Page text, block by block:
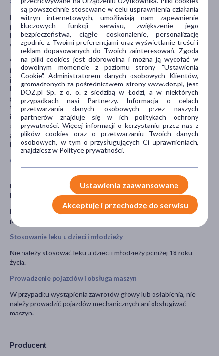
Producent
Należy powiedzieć lekarzowi lub farmaceucie o wszystkich lekach
przyjmowanych przez pacjenta obecnie lub ostatnio, a także o
lekach, które pacjent planuje stosować, również tych, które
wydawane są bez recepty.
Szczególnie ważna jest informacja, jeśli pacjent stosuje leki zwane
inhibitorami PDE-5 (stosowane w leczeniu zaburzeń erekcji), takie
jak syldenafil, tadalafil, wardenafil; leki zmniejszające ciśnienie
krwi; leki stosowane w leczeniu zakażeń bakteryjnych lub
grzybiczych, np. klarytromycyna, itrakonazol, ketokonazol,
telitromycyna, worykonazol; leki stosowane w leczeniu HIV, np.
indynawir, nelfinawir, rytonawir, sakwinawir; nefazodon (lek
stosowany w leczeniu depresji); leki rozszerzające naczynia lub
azotany (stosowane w chorobach serca); NLPZ (niesteroidowe
leki przeciwzapalne); estrogeny oraz sympatykomimetyki.
Ciąża i karmienie piersią
Jeśli pacjentka jest w ciąży lub karmi piersią, przypuszcza, że może
być w ciąży lub gdy planuje mieć dziecko powinna poradzić się
lekarza lub farmaceuty przed zastosowaniem tego leku.
Decyzję o stosowaniu leku u kobiet w ciąży i karmiących piersią
podejmuje lekarz.
Stosowanie leku u dzieci i młodzieży
Nie należy stosować leku u dzieci i młodzieży poniżej 18 roku
życia.
Prowadzenie pojazdów i obsługa maszyn
W przypadku wystąpienia zawrotów głowy lub osłabienia, nie
należy prowadzić pojazdów mechanicznych ani obsługiwać
maszyn.
są powszechnie stosowane w celu usprawnienia działania
witryn internetowych, umożliwiają nam zapewnienie
kluczowych funkcji serwisu, zwiększenie jego
bezpieczeństwa, ciągłe doskonalenie, personalizację
zgodnie z Twoimi preferencjami oraz wyświetlanie treści i
reklam dopasowanych do Twoich zainteresowań. Zgoda
na pliki cookies jest dobrowolna i można ją wycofać w
dowolnym momencie z poziomu strony "Ustawienia
Cookie". Administratorem danych osobowych Klientów,
gromadzonych za pośrednictwem strony www.doz.pl, jest
DOZ.pl Sp. z o. o. z siedzibą w Łodzi, a w niektórych
przypadkach nasi Partnerzy. Informacja o celach
przetwarzania danych osobowych przez naszych
partnerów znajduje się w ich politykach ochrony
prywatności. Więcej informacji o korzystaniu przez nas z
plików cookies oraz o przetwarzaniu Twoich danych
osobowych, w tym o przysługujących Ci uprawnieniach,
znajdziesz w Polityce prywatności.
Ustawienia zaawansowane
Akceptuję i przechodzę do serwisu